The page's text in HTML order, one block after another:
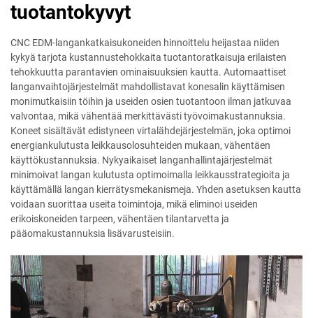
tuotantokyvyt
CNC EDM-langankatkaisukoneiden hinnoittelu heijastaa niiden
kykyä tarjota kustannustehokkaita tuotantoratkaisuja erilaisten
tehokkuutta parantavien ominaisuuksien kautta. Automaattiset
langanvaihtojärjestelmät mahdollistavat konesalin käyttämisen
monimutkaisiin töihin ja useiden osien tuotantoon ilman jatkuvaa
valvontaa, mikä vähentää merkittävästi työvoimakustannuksia.
Koneet sisältävät edistyneen virtalähdejärjestelmän, joka optimoi
energiankulutusta leikkausolosuhteiden mukaan, vähentäen
käyttökustannuksia. Nykyaikaiset langanhallintajärjestelmät
minimoivat langan kulutusta optimoimalla leikkausstrategioita ja
käyttämällä langan kierrätysmekanismeja. Yhden asetuksen kautta
voidaan suorittaa useita toimintoja, mikä eliminoi useiden
erikoiskoneiden tarpeen, vähentäen tilantarvetta ja
pääomakustannuksia lisävarusteisiin.